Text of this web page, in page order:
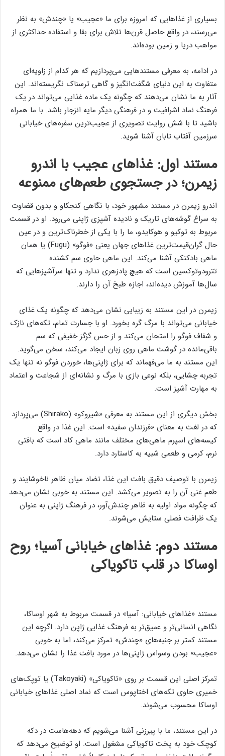
بسیاری از غذاهایی که امروزه برای ما «عجیب» یا «چندش» به نظر
می‌رسند، در واقع حاصل قرن‌ها تلاش برای بقا و استفاده حداکثری از
مواهب دریا و زمین بوده‌اند.
در ادامه، به معرفی مستندهایی می‌پردازیم که هر کدام از زاویه‌ای
متفاوت به این دنیای شگفت‌انگیز و گاهی ترسناک نگریسته‌اند. این
آثار به ما نشان می‌دهند که چگونه یک ماده غذایی می‌تواند در یک
فرهنگ نماد اشرافیت و در فرهنگی دیگر مایه انزجار باشد. با ما همراه
باشید تا با شش روایت تصویری از عجیب‌ترین سفره‌های خیابانی
سرزمین آفتاب تابان آشنا شوید.
مستند اول: غذاهای عجیب با اندرو
زیمرن؛ در جستجوی طعم‌های ممنوعه
اندرو زیمرن در مستند مشهور خود، با نگاهی کنجکاو و بدون قضاوت
به سراغ گوشه‌های تاریک و نادیده آشپزی ژاپنی می‌رود. او در قسمت
مربوط به توکیو و هوکایدو، ما را با یکی از خطرناک‌ترین و در عین
حال گران‌قیمت‌ترین غذاهای جهان یعنی «فوگو» (Fugu) یا همان
ماهی بادکنکی آشنا می‌کند. این ماهی حاوی سم کشنده
تترودوتوکسین است که هیچ پادزهری ندارد و تنها سرآشپزهایی که
سال‌ها آموزش دیده‌اند، اجازه طبخ آن را دارند.
زیمرن در این مستند به زیبایی نشان می‌دهد که چگونه یک غذای
خیابانی می‌تواند با مرگ گره بخورد. او با جسارت تمام، تکه‌های نازک
و شفاف فوگو را امتحان می‌کند و از حس گزگز خفیفی که سم
باقی‌مانده در گوشت ماهی روی زبان ایجاد می‌کند، سخن می‌گوید.
این مستند به ما می‌فهماند که برای ژاپنی‌ها، خوردن فوگو نه تنها یک
تجربه چشایی، بلکه نوعی بازی با مرگ و نشانه‌ای از شجاعت و اعتماد
به مهارت آشپز است.
بخش دیگری از این مستند به معرفی «شیروکو» (Shirako) می‌پردازد
که در لغت به معنای «فرزندان سفید» است. این غذا در واقع
کیسه‌های اسپرم ماهی‌های مختلف مانند ماهی کاد است که بافتی
نرم، کرمی و طعمی شبیه به کاستارد دارد.
زیمرن با توصیف دقیق بافت این غذا، تضاد میان ظاهر ناخوشایند و
طعم غنی آن را به تصویر می‌کشد. این مستند به خوبی نشان می‌دهد
که چگونه مواد اولیه به ظاهر چندش‌آور، در فرهنگ ژاپنی به عنوان
یک ظرافت فصلی ستایش می‌شوند.
مستند دوم: غذاهای خیابانی آسیا؛ روح
اوساکا در قلب تاکویاکی
مستند «غذاهای خیابانی: آسیا» در قسمت مربوط به شهر اوساکا،
نگاهی انسانی‌تر و عمیق‌تر به فرهنگ غذایی ژاپن دارد. اگرچه این
مستند کمتر بر جنبه‌های «چندش» تمرکز می‌کند، اما به خوبی
«عجیب» بودن وسواس ژاپنی‌ها در مورد بافت غذا را نشان می‌دهد.
تمرکز اصلی این قسمت بر روی «تاکویاکی» (Takoyaki) یا توپک‌های
خمیری حاوی تکه‌های اختاپوس است که نماد اصلی غذاهای خیابانی
اوساکا محسوب می‌شوند.
در این مستند، ما با پیرزنی آشنا می‌شویم که دهه‌هاست در دکه
کوچک خود به پخت تاکویاکی مشغول است. او توضیح می‌دهد که